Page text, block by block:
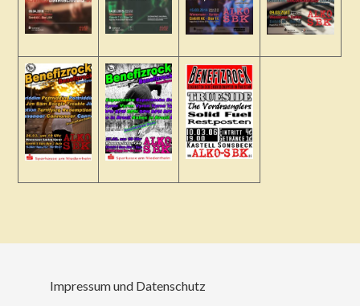
Impressum und Datenschutz